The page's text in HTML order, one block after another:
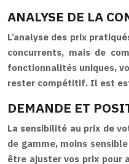
ANALYSE DE LA
L’analyse des prix
concurrents, mais de
fonctionnalités uniques,
rester compétitif. Il est
DEMANDE ET
La sensibilité au prix de
de gamme, moins
être ajuster vos prix pour